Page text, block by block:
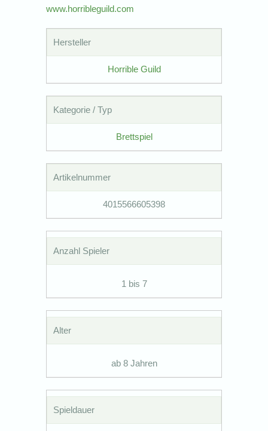
www.horribleguild.com
Hersteller
Horrible Guild
Kategorie / Typ
Brettspiel
Artikelnummer
4015566605398
Anzahl Spieler
1 bis 7
Alter
ab 8 Jahren
Spieldauer